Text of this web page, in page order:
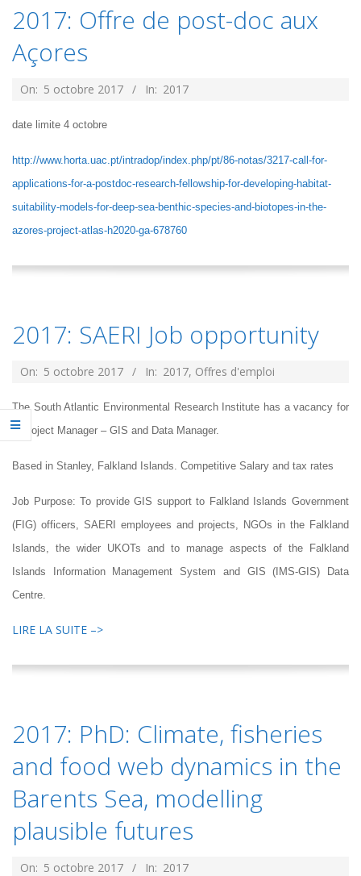
2017: Offre de post-doc aux
Açores
2017-
05
On: 5 octobre 2017 In: 2017
date limite 4 octobre
http://www.horta.uac.pt/intradop/index.php/pt/86-notas/3217-call-for-
applications-for-a-postdoc-research-fellowship-for-developing-habitat-
suitability-models-for-deep-sea-benthic-species-and-biotopes-in-the-
azores-project-atlas-h2020-ga-678760
2017: SAERI Job opportunity
2017-
On: 5 octobre 2017 In: 2017, Offres d'emploi
The South Atlantic Environmental Research Institute has a vacancy for
a Project Manager – GIS and Data Manager.
Based in Stanley, Falkland Islands. Competitive Salary and tax rates
Job Purpose: To provide GIS support to Falkland Islands Government
(FIG) officers, SAERI employees and projects, NGOs in the Falkland
Islands, the wider UKOTs and to manage aspects of the Falkland
Islands Information Management System and GIS (IMS-GIS) Data
Centre.
LIRE LA SUITE –>
2017: PhD: Climate, fisheries
and food web dynamics in the
Barents Sea, modelling
plausible futures
2017-
On: 5 octobre 2017 In: 2017